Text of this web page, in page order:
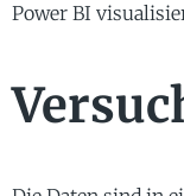
Power BI